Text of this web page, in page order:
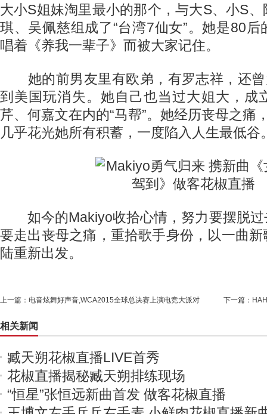
大小S姐妹淘里最小的那个，与大S、小S
琪、吴佩慈组成了“台湾7仙女”。她是80
唱着《养我一辈子》而被大家记住。
她的前男友里有欧弟，有罗志祥，还曾
到美国玩消失。她自己也当过大姐大，成
芹、何嘉文在内的“马帮”。她经历丧母之痛
几乎花光她所有积蓄，一度陷入人生最低谷
如今的Makiyo收拾心情，努力要摆脱过
要走出丧母之痛，重拾歌手身份，以一曲
陆重新出发。
上一篇： 电音炫舞好声音,WCA2015全球总决赛上演电竞大派对 下一篇：
相关新闻
臧天朔花椒直播LIVE首秀
花椒直播揭秘臧天朔排练现场
“恒星”张恒远新曲首发 做客花椒直播